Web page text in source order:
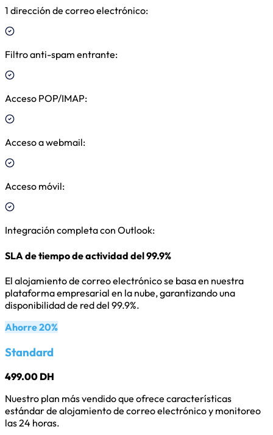
1 dirección de correo electrónico:
Filtro anti-spam entrante:
Acceso POP/IMAP:
Acceso a webmail:
Acceso móvil:
Integración completa con Outlook:
SLA de tiempo de actividad del 99.9%
El alojamiento de correo electrónico se basa en nuestra
plataforma empresarial en la nube, garantizando una
disponibilidad de red del 99.9%.
Ahorre 20%
Standard
499.00 DH
Nuestro plan más vendido que ofrece características
estándar de alojamiento de correo electrónico y monitoreo
las 24 horas.